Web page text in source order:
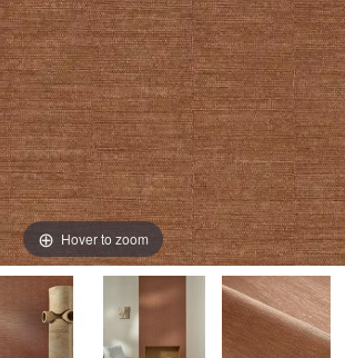
Hover to zoom